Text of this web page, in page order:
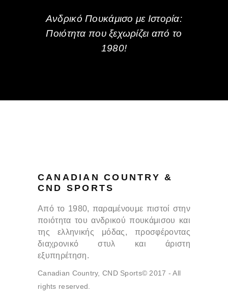
Ανδρικό Πουκάμισο με Ιστορία:
Ποιότητα που ξεχωρίζει από το
1980!
CANADIAN COUNTRY &
CND SPORTS
Από το 1980, παραμένουμε πιστοί στην
ποιότητα του ανδρικού πουκάμισου και
της ελληνικής μόδας, προσφέροντας
διαχρονικό στυλ και άριστη
εξυπηρέτηση.
Canadian Country, CND Sports© 2017 - All
rights reserved.